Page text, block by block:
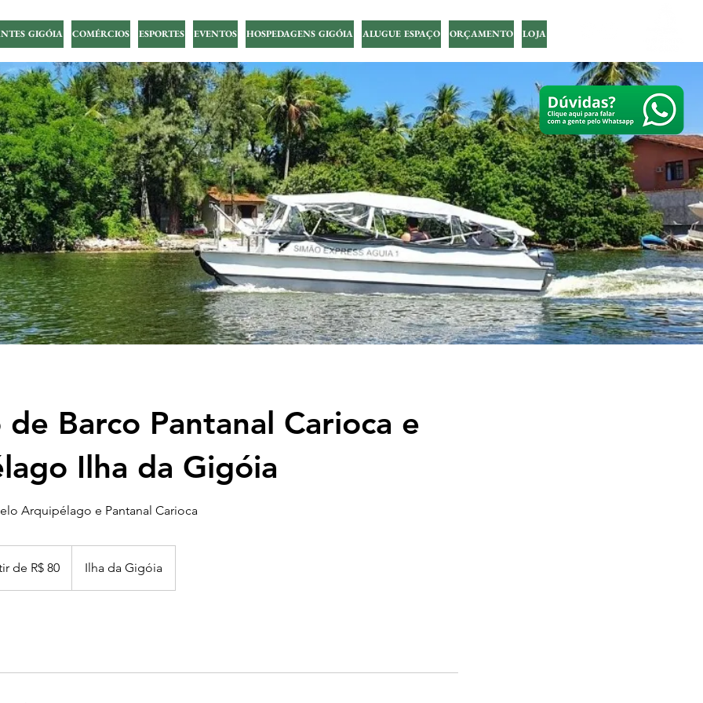
GIGÓIA COMÉRCIOS ESPORTES EVENTOS HOSPEDAGENS GIGÓIA ALUGUE ESPAÇO ORÇAMENTO LOJA
de Barco Pantanal Carioca e
Ilha da Gigóia
Arquipélago e Pantanal Carioca
de R$ 80 Ilha da Gigóia